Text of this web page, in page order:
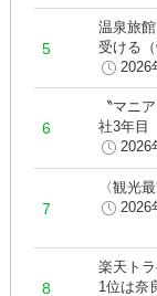
温泉旅
受ける
2026
〝マニ
社3年目
2026
〈観光
2026
楽天ト
1位は奈